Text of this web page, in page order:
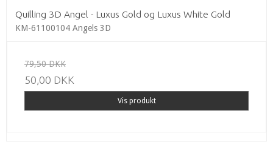
Quilling 3D Angel - Luxus Gold og Luxus White Gold
KM-61100104 Angels 3D
79,50 DKK
50,00 DKK
Vis produkt